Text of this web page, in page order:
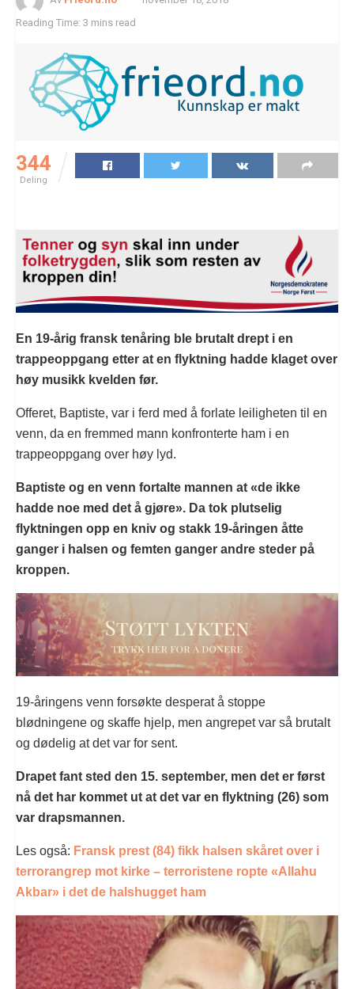
Reading Time: 3 mins read
344
Deling
En 19-årig fransk tenåring ble brutalt drept i en
trappeoppgang etter at en flyktning hadde klaget over
høy musikk kvelden før.
Offeret, Baptiste, var i ferd med å forlate leiligheten til en
venn, da en fremmed mann konfronterte ham i en
trappeoppgang over høy lyd.
Baptiste og en venn fortalte mannen at «de ikke
hadde noe med det å gjøre». Da tok plutselig
flyktningen opp en kniv og stakk 19-åringen åtte
ganger i halsen og femten ganger andre steder på
kroppen.
19-åringens venn forsøkte desperat å stoppe
blødningene og skaffe hjelp, men angrepet var så brutalt
og dødelig at det var for sent.
Drapet fant sted den 15. september, men det er først
nå det har kommet ut at det var en flyktning (26) som
var drapsmannen.
Les også: Fransk prest (84) fikk halsen skåret over i
terrorangrep mot kirke – terroristene ropte «Allahu
Akbar» i det de halshugget ham